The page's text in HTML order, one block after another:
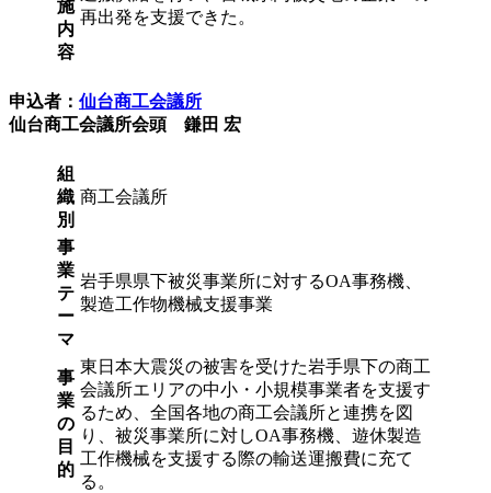
施
内
容
再出発を支援できた。
申込者： 仙台商工会議所
仙台商工会議所会頭 鎌田 宏
組
織
別
商工会議所
事
業
テ
ー
マ
岩手県県下被災事業所に対するOA事務機、
製造工作物機械支援事業
事
業
の
目
的
東日本大震災の被害を受けた岩手県下の商工
会議所エリアの中小・小規模事業者を支援す
るため、全国各地の商工会議所と連携を図
り、被災事業所に対しOA事務機、遊休製造
工作機械を支援する際の輸送運搬費に充て
る。